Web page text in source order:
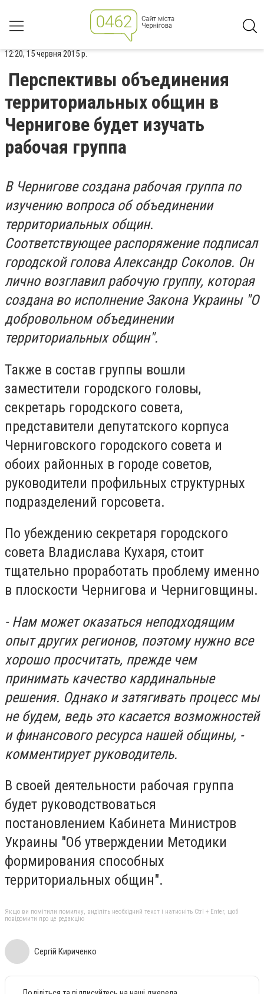
12:20, 15 червня 2015 р.
Перспективы объединения
территориальных общин в
Чернигове будет изучать
рабочая группа
В Чернигове создана рабочая группа по
изучению вопроса об объединении
территориальных общин.
Соответствующее распоряжение подписал
городской голова Александр Соколов. Он
лично возглавил рабочую группу, которая
создана во исполнение Закона Украины "О
добровольном объединении
территориальных общин".
Также в состав группы вошли
заместители городского головы,
секретарь городского совета,
представители депутатского корпуса
Черниговского городского совета и
обоих районных в городе советов,
руководители профильных структурных
подразделений горсовета.
По убеждению секретаря городского
совета Владислава Кухаря, стоит
тщательно проработать проблему именно
в плоскости Чернигова и Черниговщины.
- Нам может оказаться неподходящим
опыт других регионов, поэтому нужно все
хорошо просчитать, прежде чем
принимать качество кардинальные
решения. Однако и затягивать процесс мы
не будем, ведь это касается возможностей
и финансового ресурса нашей общины, -
комментирует руководитель.
В своей деятельности рабочая группа
будет руководствоваться
постановлением Кабинета Министров
Украины "Об утверждении Методики
формирования способных
территориальных общин".
Якщо ви помітили помилку, виділіть необхідний текст і натисніть Ctrl + Enter, щоб
повідомити про це редакцію
Сергій Кириченко